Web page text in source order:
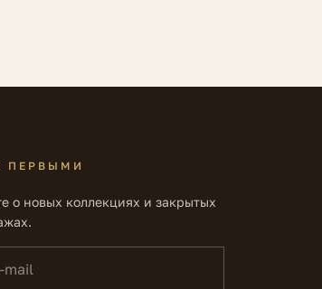
ПЕРВЫМИ
о новых коллекциях и закрытых